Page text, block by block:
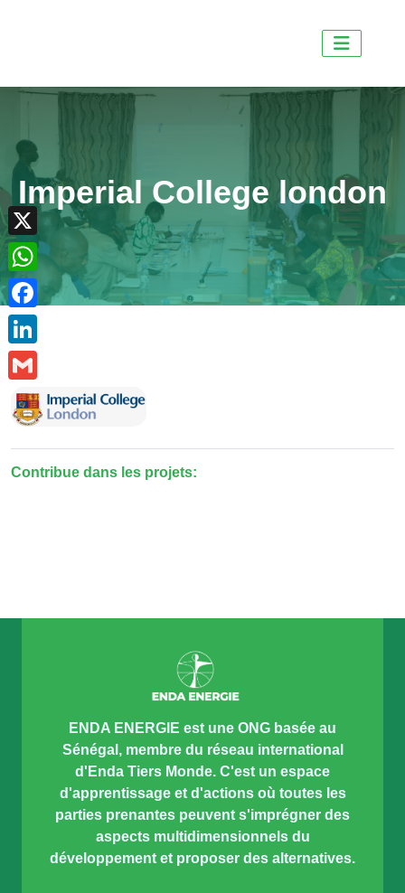
X
WhatsApp
Facebook
Imperial College london
Contribue dans les projets:
ENDA ENERGIE est une ONG basée au
Sénégal, membre du réseau international
d'Enda Tiers Monde. C'est un espace
d'apprentissage et d'actions où toutes les
parties prenantes peuvent s'imprégner des
aspects multidimensionnels du
développement et proposer des alternatives.